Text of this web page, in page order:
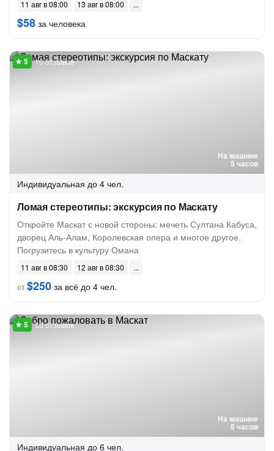
11 авг в 08:00 13 авг в 08:00
$58 за человека
На машине
5 часов
10 отзывов
Индивидуальная до 4 чел.
Ломая стереотипы: экскурсия по Маскату
Откройте Маскат с новой стороны: мечеть Султана Кабуса,
дворец Аль-Алам, Королевская опера и многое другое.
Погрузитесь в культуру Омана
11 авг в 08:30
12 авг в 08:30
от$250 за всё до 4 чел.
На машине
5 часов
30 отзывов
Индивидуальная до 6 чел.